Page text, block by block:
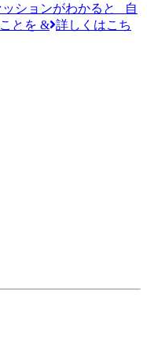
ションがわかると 自
とを & 詳しくはこち